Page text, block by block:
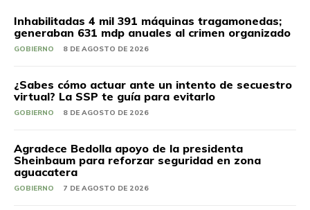
Inhabilitadas 4 mil 391 máquinas tragamonedas;
generaban 631 mdp anuales al crimen organizado
GOBIERNO 8 DE AGOSTO DE 2026
¿Sabes cómo actuar ante un intento de secuestro
virtual? La SSP te guía para evitarlo
GOBIERNO 8 DE AGOSTO DE 2026
Agradece Bedolla apoyo de la presidenta
Sheinbaum para reforzar seguridad en zona
aguacatera
GOBIERNO 7 DE AGOSTO DE 2026